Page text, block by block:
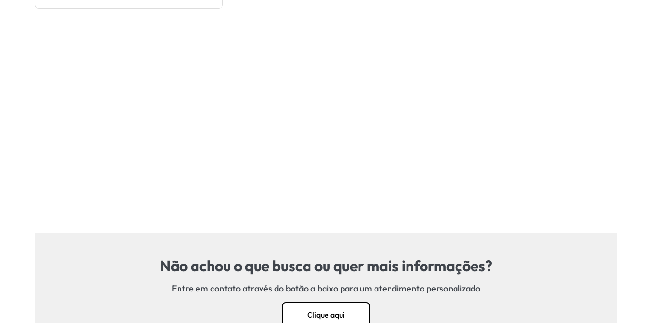
Não achou o que busca ou quer mais informações?
Entre em contato através do botão a baixo para um atendimento personalizado
Clique aqui